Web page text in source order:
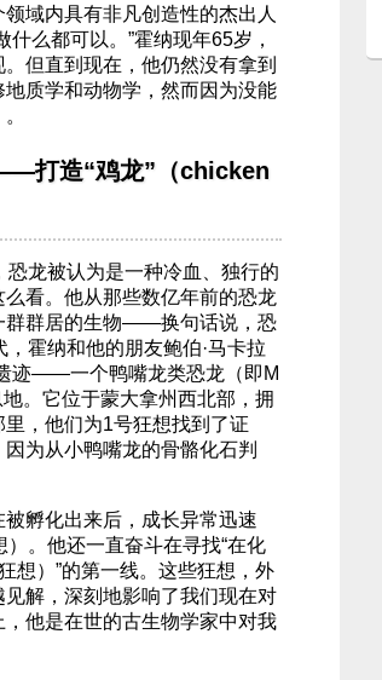
域内具有非凡创造性的杰出人
么都可以。”霍纳现年65岁，
但直到现在，他仍然没有拿到
质学和动物学，然而因为没能
打造“鸡龙”（chicken
龙被认为是一种冷血、独行的
看。他从那些数亿年前的恐龙
群群居的生物——换句话说，恐
霍纳和他的朋友鲍伯·马卡拉
迹——一个鸭嘴龙类恐龙（即M
。它位于蒙大拿州西北部，拥
，他们为1号狂想找到了证
为从小鸭嘴龙的骨骼化石判
孵化出来后，成长异常迅速
）。他还一直奋斗在寻找“在化
想）”的第一线。这些狂想，外
解，深刻地影响了我们现在对
他是在世的古生物学家中对我